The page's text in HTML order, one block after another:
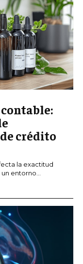
crédito
la exactitud
entorno...